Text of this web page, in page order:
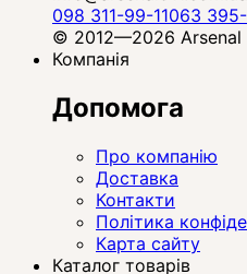
098 311-99-11063
© 2012—2026 Arsenal
Компанія
Допомога
Про компанію
Доставка
Контакти
Політика
Карта сайту
Каталог товарів